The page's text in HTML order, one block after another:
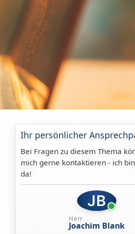
Ihr persönlicher
Bei Fragen zu diesem Thema
mich gerne kontaktieren - ich
da!
JB
Herr
Joachim Blank